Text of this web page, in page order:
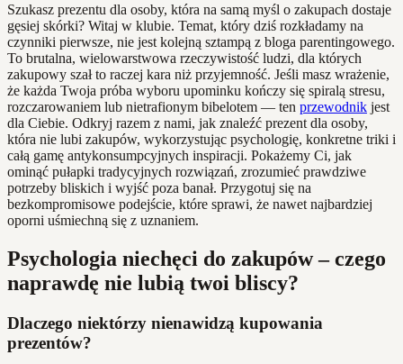
Szukasz prezentu dla osoby, która na samą myśl o zakupach dostaje
gęsiej skórki? Witaj w klubie. Temat, który dziś rozkładamy na
czynniki pierwsze, nie jest kolejną sztampą z bloga parentingowego.
To brutalna, wielowarstwowa rzeczywistość ludzi, dla których
zakupowy szał to raczej kara niż przyjemność. Jeśli masz wrażenie,
że każda Twoja próba wyboru upominku kończy się spiralą stresu,
rozczarowaniem lub nietrafionym bibelotem — ten przewodnik jest
dla Ciebie. Odkryj razem z nami, jak znaleźć prezent dla osoby,
która nie lubi zakupów, wykorzystując psychologię, konkretne triki i
całą gamę antykonsumpcyjnych inspiracji. Pokażemy Ci, jak
ominąć pułapki tradycyjnych rozwiązań, zrozumieć prawdziwe
potrzeby bliskich i wyjść poza banał. Przygotuj się na
bezkompromisowe podejście, które sprawi, że nawet najbardziej
oporni uśmiechną się z uznaniem.
Psychologia niechęci do zakupów – czego
naprawdę nie lubią twoi bliscy?
Dlaczego niektórzy nienawidzą kupowania
prezentów?